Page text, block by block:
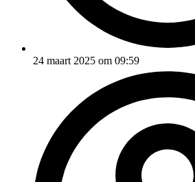
24 maart 2025 om 09:59